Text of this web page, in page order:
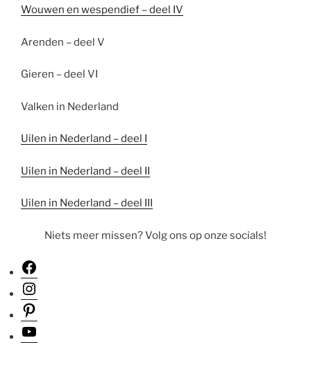
Wouwen en wespendief – deel IV
Arenden – deel V
Gieren – deel VI
Valken in Nederland
Uilen in Nederland – deel I
Uilen in Nederland – deel II
Uilen in Nederland – deel III
Niets meer missen? Volg ons op onze socials!